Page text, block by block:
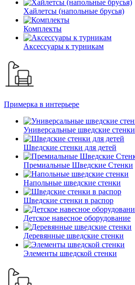
Хайлетсы (напольные брусья)
Комплекты
Аксессуары к турникам
Примерка в интерьере
Универсальные шведские стенки
Шведские стенки для детей
Премиальные Шведские Стенки
Напольные шведские стенки
Шведские стенки в распор
Детское навесное оборудование
Деревянные шведские стенки
Элементы шведской стенки